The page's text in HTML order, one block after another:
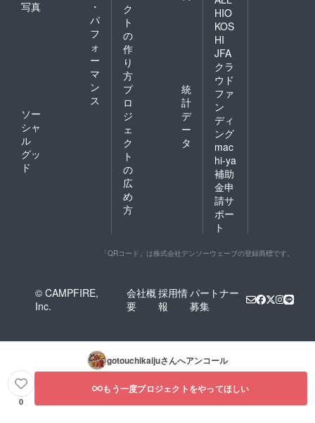
写真
・
パ
フ
ォ
ー
マ
ン
ス
ソー
シャ
ル
グッ
ド
ク
ト
の
作
り
方
プ
ロ
ジ
ェ
ク
ト
の
広
め
方
統
計
デ
ー
タ
HIO
KOS
HI
JFA
クラ
ウド
ファ
ン
ディ
ング
mac
hi-ya
補助
金申
請サ
ポー
ト
「QRコード」は株式会社デンソーウェーブの登録商標です。
© CAMPFIRE,
Inc.
会社概
要
採用情
報
パートナー
募集
gotouchikaijuさんへアンコール
0
もう一度プロジェクトをやってほしい